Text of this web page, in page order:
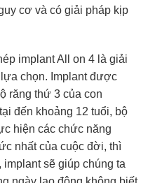
cơ và có giải pháp kịp
implant All on 4 là giải
chọn. Implant được
răng thứ 3 của con
đến khoảng 12 tuổi, bộ
hiện các chức năng
nhất của cuộc đời, thì
implant sẽ giúp chúng ta